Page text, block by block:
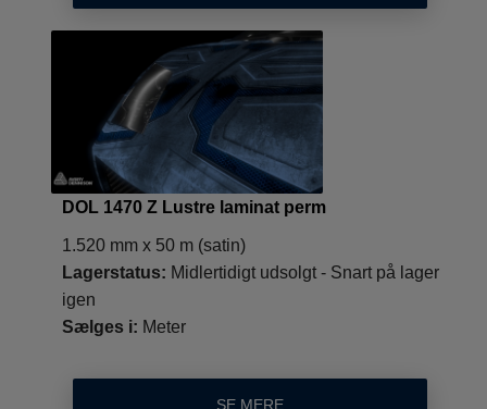
DOL 1470 Z Lustre laminat perm
1.520 mm x 50 m (satin)
Lagerstatus: Midlertidigt udsolgt - Snart på lager
igen
Sælges i: Meter
SE MERE